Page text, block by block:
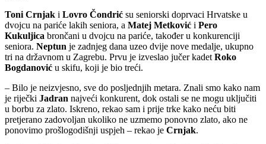
Toni Crnjak i Lovro Čondrić su seniorski doprvaci Hrvatske u
dvojcu na pariće lakih seniora, a Matej Metković i Pero
Kukuljica brončani u dvojcu na pariće, također u konkurenciji
seniora. Neptun je zadnjeg dana uzeo dvije nove medalje, ukupno
tri na državnom u Zagrebu. Prvu je izveslao jučer kadet Roko
Bogdanović u skifu, koji je bio treći.
– Bilo je neizvjesno, sve do posljednjih metara. Znali smo kako nam
je riječki Jadran najveći konkurent, dok ostali se ne mogu uključiti
u borbu za zlato. Iskreno, rekao sam i prije trke kako neću biti
pretjerano zadovoljan ukoliko ne uzmemo ponovno zlato, ako ne
ponovimo prošlogodišnji uspjeh – rekao je Crnjak.